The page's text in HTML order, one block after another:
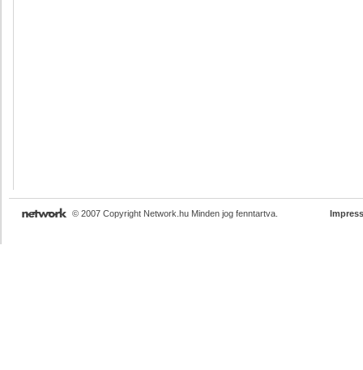
© 2007 Copyright Network.hu Minden jog fenntartva.